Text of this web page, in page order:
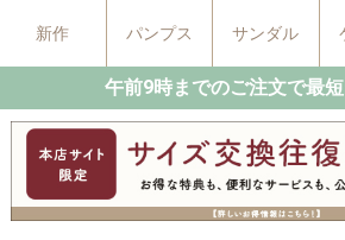
新作 パンプス サンダル
午前9時までのご注文で最